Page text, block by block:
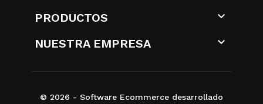
PRODUCTOS

NUESTRA EMPRESA

© 2026 - Software Ecommerce desarrollado